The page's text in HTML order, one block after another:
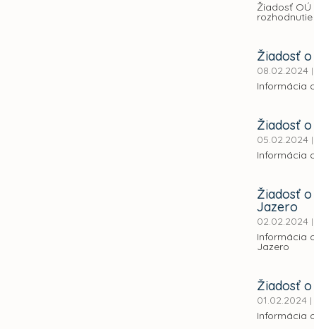
Žiadosť OÚ
Žiadosť
08.02.2024 |
Informácia
Žiadosť
05.02.2024 |
Informácia
Žiadosť
Jazero
02.02.2024 |
Informácia
Jazero
Žiadosť
01.02.2024 |
Informácia